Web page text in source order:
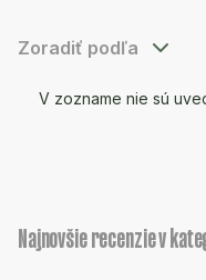
Zoradiť podľa
V zozname nie sú
Najnovšie recenzie v